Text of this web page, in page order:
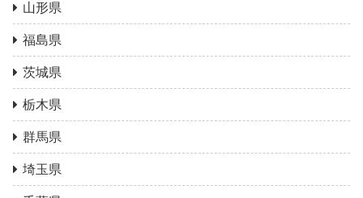
山形県
福島県
茨城県
栃木県
群馬県
埼玉県